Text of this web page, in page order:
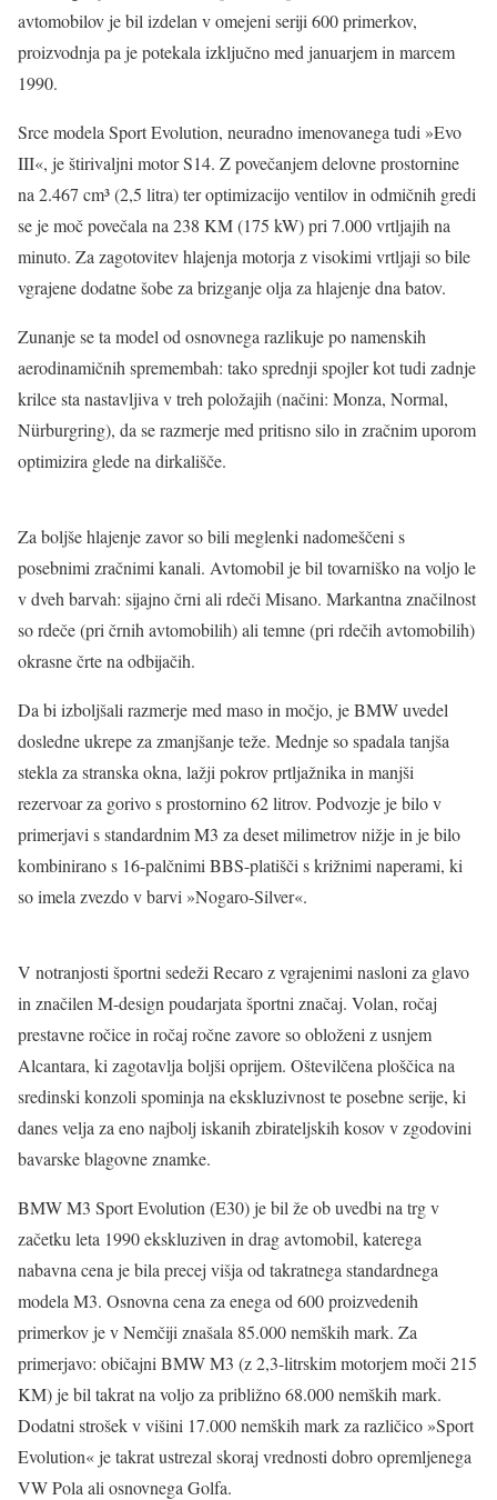
avtomobilov je bil izdelan v omejeni seriji 600 primerkov,
proizvodnja pa je potekala izključno med januarjem in marcem
1990.
Srce modela Sport Evolution, neuradno imenovanega tudi »Evo
III«, je štirivaljni motor S14. Z povečanjem delovne prostornine
na 2.467 cm³ (2,5 litra) ter optimizacijo ventilov in odmičnih gredi
se je moč povečala na 238 KM (175 kW) pri 7.000 vrtljajih na
minuto. Za zagotovitev hlajenja motorja z visokimi vrtljaji so bile
vgrajene dodatne šobe za brizganje olja za hlajenje dna batov.
Zunanje se ta model od osnovnega razlikuje po namenskih
aerodinamičnih spremembah: tako sprednji spojler kot tudi zadnje
krilce sta nastavljiva v treh položajih (načini: Monza, Normal,
Nürburgring), da se razmerje med pritisno silo in zračnim uporom
optimizira glede na dirkališče.
Za boljše hlajenje zavor so bili meglenki nadomeščeni s
posebnimi zračnimi kanali. Avtomobil je bil tovarniško na voljo le
v dveh barvah: sijajno črni ali rdeči Misano. Markantna značilnost
so rdeče (pri črnih avtomobilih) ali temne (pri rdečih avtomobilih)
okrasne črte na odbijačih.
Da bi izboljšali razmerje med maso in močjo, je BMW uvedel
dosledne ukrepe za zmanjšanje teže. Mednje so spadala tanjša
stekla za stranska okna, lažji pokrov prtljažnika in manjši
rezervoar za gorivo s prostornino 62 litrov. Podvozje je bilo v
primerjavi s standardnim M3 za deset milimetrov nižje in je bilo
kombinirano s 16-palčnimi BBS-platišči s križnimi naperami, ki
so imela zvezdo v barvi »Nogaro-Silver«.
V notranjosti športni sedeži Recaro z vgrajenimi nasloni za glavo
in značilen M-design poudarjata športni značaj. Volan, ročaj
prestavne ročice in ročaj ročne zavore so obloženi z usnjem
Alcantara, ki zagotavlja boljši oprijem. Oštevilčena ploščica na
sredinski konzoli spominja na ekskluzivnost te posebne serije, ki
danes velja za eno najbolj iskanih zbirateljskih kosov v zgodovini
bavarske blagovne znamke.
BMW M3 Sport Evolution (E30) je bil že ob uvedbi na trg v
začetku leta 1990 ekskluziven in drag avtomobil, katerega
nabavna cena je bila precej višja od takratnega standardnega
modela M3. Osnovna cena za enega od 600 proizvedenih
primerkov je v Nemčiji znašala 85.000 nemških mark. Za
primerjavo: običajni BMW M3 (z 2,3-litrskim motorjem moči 215
KM) je bil takrat na voljo za približno 68.000 nemških mark.
Dodatni strošek v višini 17.000 nemških mark za različico »Sport
Evolution« je takrat ustrezal skoraj vrednosti dobro opremljenega
VW Pola ali osnovnega Golfa.